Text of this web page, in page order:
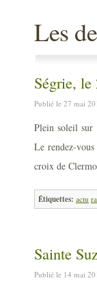
Les
Ségrie, le
Publié le 27 mai
Plein soleil sur
Le rendez-
croix de
Étiquettes: actu
Sainte
Publié le 14 mai